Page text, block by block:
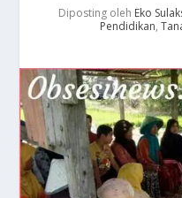
Diposting oleh Eko
Pendidikan,